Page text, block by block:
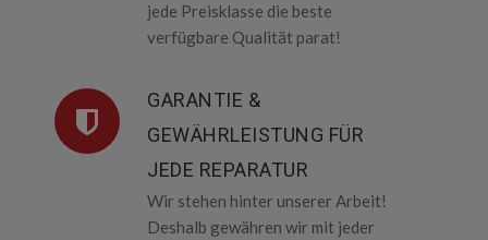
jede Preisklasse die beste
verfügbare Qualität parat!
GARANTIE &
GEWÄHRLEISTUNG FÜR
JEDE REPARATUR
Wir stehen hinter unserer Arbeit!
Deshalb gewähren wir mit jeder